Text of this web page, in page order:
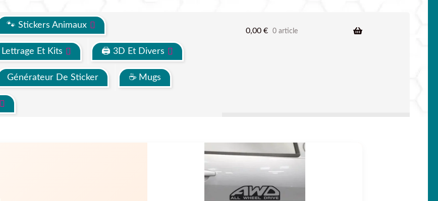
🐾 Stickers Animaux
Lettrage Et Kits 🖨 3D Et Divers
Générateur De Sticker ☕ Mugs
0,00 € 0 article